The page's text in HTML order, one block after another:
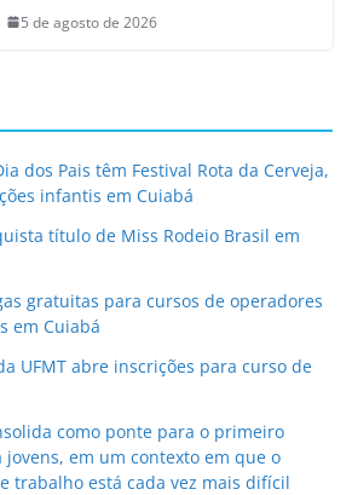
5 de agosto de 2026
dos Pais têm Festival Rota da Cerveja,
infantis em Cuiabá
título de Miss Rodeio Brasil em
gratuitas para cursos de operadores
em Cuiabá
UFMT abre inscrições para curso de
como ponte para o primeiro
em um contexto em que o
trabalho está cada vez mais difícil